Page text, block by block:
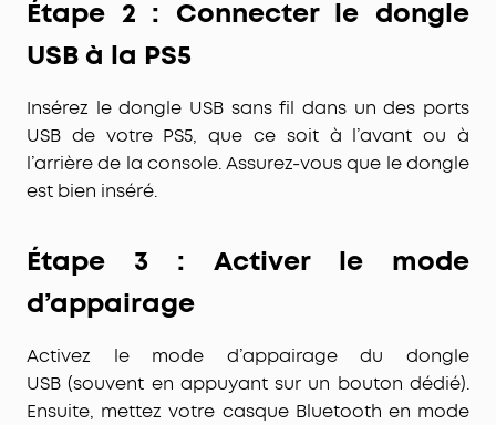
Étape 2 : Connecter le dongle
USB à la PS5
Insérez ledongle USB sans fil dans un des ports
USB de votre PS5, que ce soit à l’avant ou à
l’arrière de la console. Assurez-vous que le dongle
est bien inséré.
Étape 3 : Activer le mode
d’appairage
Activez le mode d’appairage du dongle
USB (souvent en appuyant sur un bouton dédié).
Ensuite, mettez votre casque Bluetooth en mode